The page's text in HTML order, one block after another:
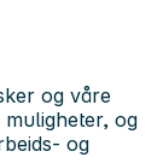
og våre
muligheter, og
og